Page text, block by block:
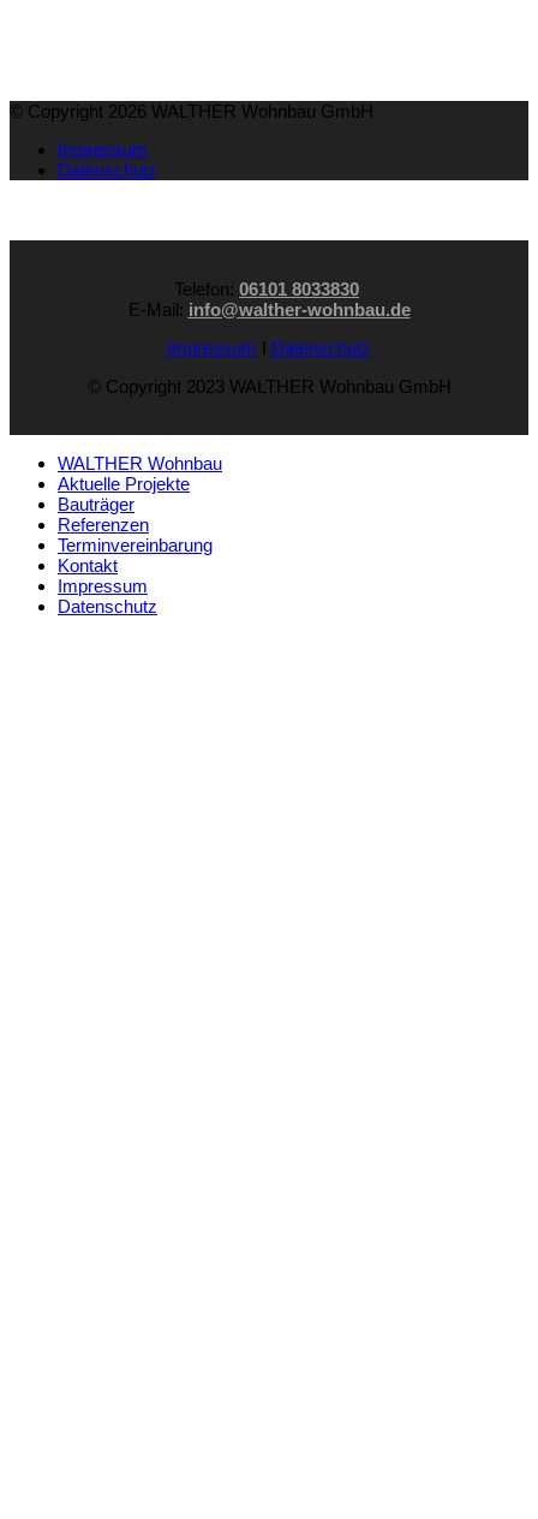
© Copyright 2026 WALTHER Wohnbau GmbH
Impressum
Datenschutz
Telefon: 06101 8033830
E-Mail: info@walther-wohnbau.de
Impressum I Datenschutz
© Copyright 2023 WALTHER Wohnbau GmbH
WALTHER Wohnbau
Aktuelle Projekte
Bauträger
Referenzen
Terminvereinbarung
Kontakt
Impressum
Datenschutz